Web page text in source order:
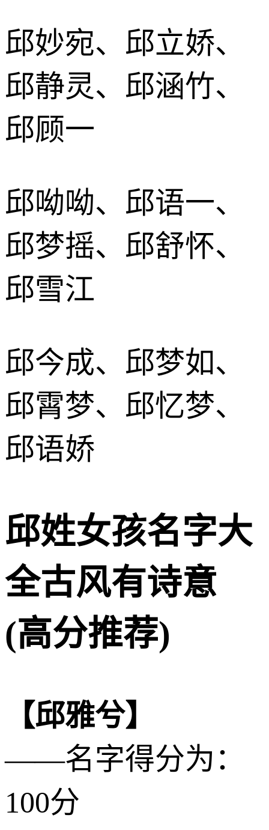
邱妙宛、邱立娇、
邱静灵、邱涵竹、
邱顾一
邱呦呦、邱语一、
邱梦摇、邱舒怀、
邱雪江
邱今成、邱梦如、
邱霄梦、邱忆梦、
邱语娇
邱姓女孩名字大
全古风有诗意
(高分推荐)
【邱雅兮】
——名字得分为：
100分